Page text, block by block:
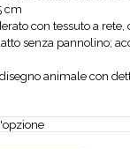
cm
con tessuto a
senza pannolino;
animale con